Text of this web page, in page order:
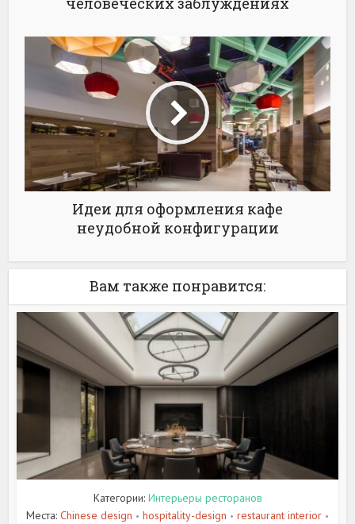
Идеи для оформления кафе
неудобной конфигурации
Вам также понравится:
Категории: Интерьеры ресторанов
Места: Chinese design • hospitality-design • restaurant interior •